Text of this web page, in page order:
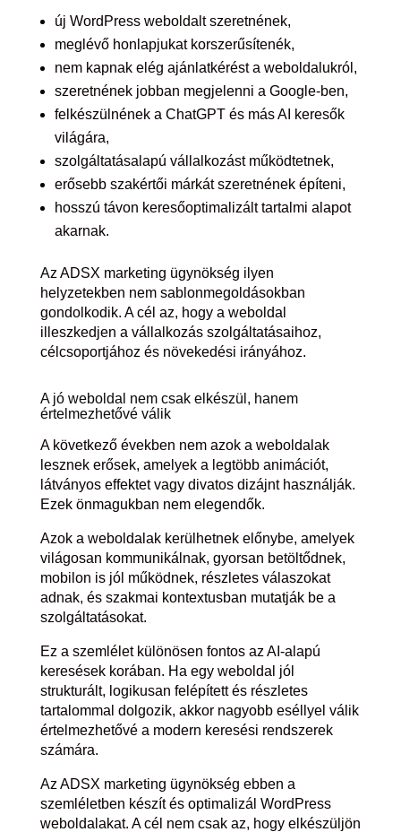
új WordPress weboldalt szeretnének,
meglévő honlapjukat korszerűsítenék,
nem kapnak elég ajánlatkérést a weboldalukról,
szeretnének jobban megjelenni a Google-ben,
felkészülnének a ChatGPT és más AI keresők
világára,
szolgáltatásalapú vállalkozást működtetnek,
erősebb szakértői márkát szeretnének építeni,
hosszú távon keresőoptimalizált tartalmi alapot
akarnak.
Az ADSX marketing ügynökség ilyen
helyzetekben nem sablonmegoldásokban
gondolkodik. A cél az, hogy a weboldal
illeszkedjen a vállalkozás szolgáltatásaihoz,
célcsoportjához és növekedési irányához.
A jó weboldal nem csak elkészül, hanem
értelmezhetővé válik
A következő években nem azok a weboldalak
lesznek erősek, amelyek a legtöbb animációt,
látványos effektet vagy divatos dizájnt használják.
Ezek önmagukban nem elegendők.
Azok a weboldalak kerülhetnek előnybe, amelyek
világosan kommunikálnak, gyorsan betöltődnek,
mobilon is jól működnek, részletes válaszokat
adnak, és szakmai kontextusban mutatják be a
szolgáltatásokat.
Ez a szemlélet különösen fontos az AI-alapú
keresések korában. Ha egy weboldal jól
strukturált, logikusan felépített és részletes
tartalommal dolgozik, akkor nagyobb eséllyel válik
értelmezhetővé a modern keresési rendszerek
számára.
Az ADSX marketing ügynökség ebben a
szemléletben készít és optimalizál WordPress
weboldalakat. A cél nem csak az, hogy elkészüljön